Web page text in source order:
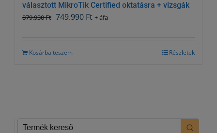
választott MikroTik Certified oktatásra + vizsgák
879.930Ft Original
879.930 Ft.
749.990 FtCurrent
+ áfa
Kosárba teszem Részletek